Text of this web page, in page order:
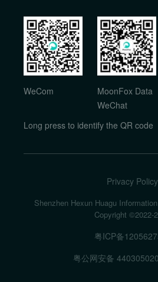
WeCom
MoonFox Data
WeChat
Long press to identify the QR code
Privacy Policy
Shenzhen Hexun Huagu Information
Copyright ©2022-
粤ICP备
粤公网安备